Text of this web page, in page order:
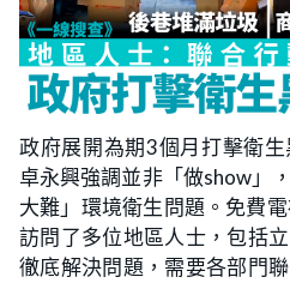
政府展開為期3個月打擊衛
卓永興強調並非「做show」
大難」環境衛生問題。免費
訪問了多位地區人士，包括
徹底解決問題，需要各部門